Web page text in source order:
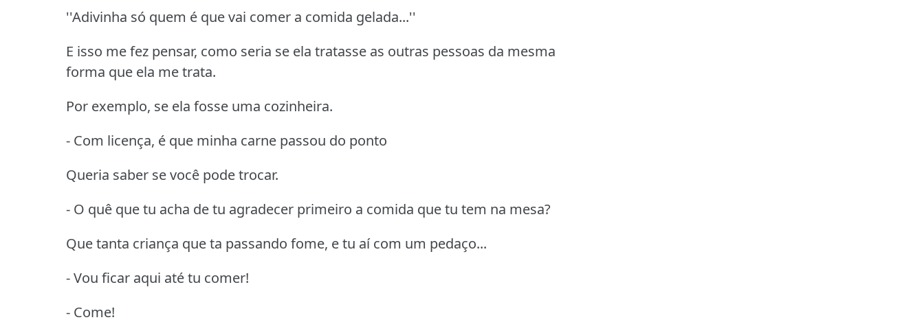
''Adivinha só quem é que vai comer a comida gelada...''
E isso me fez pensar, como seria se ela tratasse as outras pessoas da mesma
forma que ela me trata.
Por exemplo, se ela fosse uma cozinheira.
- Com licença, é que minha carne passou do ponto
Queria saber se você pode trocar.
- O quê que tu acha de tu agradecer primeiro a comida que tu tem na mesa?
Que tanta criança que ta passando fome, e tu aí com um pedaço...
- Vou ficar aqui até tu comer!
- Come!